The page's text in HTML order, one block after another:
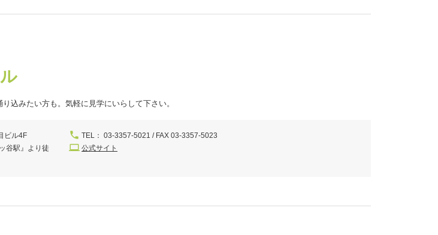
込みたい方も。気軽に見学にいらして下さい。
ビル4F
谷駅』より徒
TEL： 03-3357-5021 / FAX 03-3357-5023
公式サイト